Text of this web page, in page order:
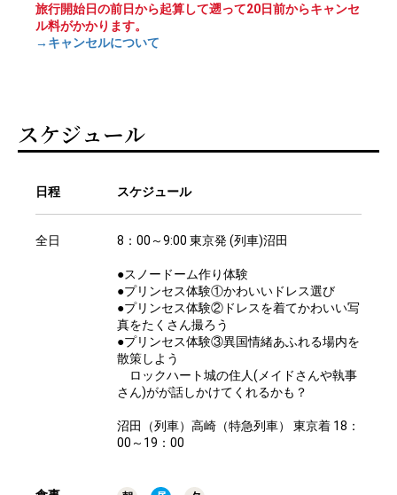
旅行開始日の前日から起算して遡って20日前からキャンセ
ル料がかかります。
→キャンセルについて
スケジュール
日程
全日
スケジュール
8：00～9:00 東京発 (列車)沼田
●スノードーム作り体験
●プリンセス体験①かわいいドレス選び
●プリンセス体験②ドレスを着てかわいい写
真をたくさん撮ろう
●プリンセス体験③異国情緒あふれる場内を
散策しよう
ロックハート城の住人(メイドさんや執事
さん)がが話しかけてくれるかも？
沼田（列車）高崎（特急列車） 東京着 18：
00～19：00